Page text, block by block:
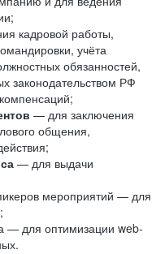
кадровой работы,
учёта
обязанностей,
законодательством РФ
— для заключения
общения,
— для выдачи
мероприятий — для
— для оптимизации web-